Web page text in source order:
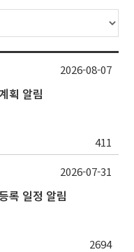
획 알림
411
2026-08-07
록 일정 알림
2694
2026-07-31